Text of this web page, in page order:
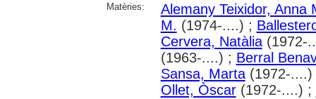
Matèries:
Alemany Teixidor, Anna
M. (1974-....) ;
Cervera, Natàlia(1972-
(1963-....) ; Berral
Sansa, Marta(1972-
Ollet, Òscar(1972-....) ;